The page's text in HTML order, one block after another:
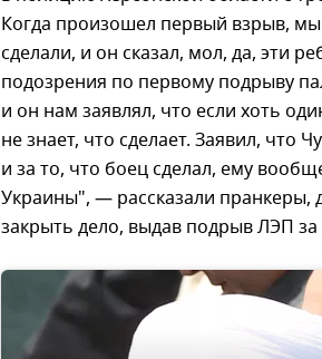
Когда произошел первый взрыв,
сделали, и он сказал, мол, да, эти
подозрения по первому подрыву
и он нам заявлял, что если хоть
не знает, что сделает. Заявил, что
и за то, что боец сделал, ему
Украины", — рассказали пранкеры,
закрыть дело, выдав подрыв ЛЭП